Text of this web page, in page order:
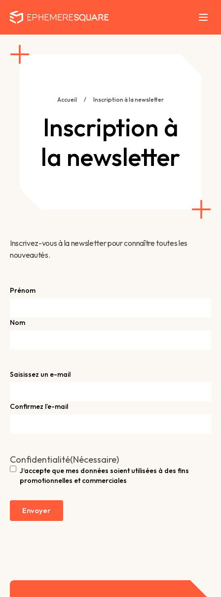
Accueil / Inscription à la newsletter
Inscription à
la newsletter
Inscrivez-vous à la newsletter pour connaître toutes les
nouveautés.
(Nécessaire)
Prénom
Nom
E-
Saisissez un e-mail
Confirmez l’e-mail
Confidentialité(Nécessaire)
J‘accepte que mes données soient utilisées à des fins
promotionnelles et commerciales
Envoyer